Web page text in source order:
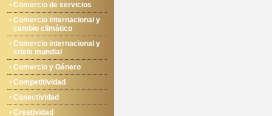
Comercio de servicios
Comercio internacional y
cambio climático
Comercio internacional y
crisis mundial
Comercio y Género
Competitividad
Conectividad
Creatividad